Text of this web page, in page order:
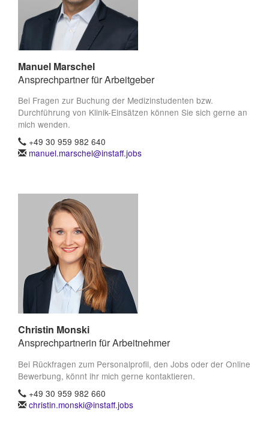
Manuel Marschel
Ansprechpartner für Arbeitgeber
Bei Fragen zur Buchung der Medizinstudenten bzw.
Durchführung von Klinik-Einsätzen können Sie sich gerne an
mich wenden.
+49 30 959 982 640
manuel.marschel@instaff.jobs
Christin Monski
Ansprechpartnerin für Arbeitnehmer
Bei Rückfragen zum Personalprofil, den Jobs oder der Online
Bewerbung, könnt ihr mich gerne kontaktieren.
+49 30 959 982 660
christin.monski@instaff.jobs